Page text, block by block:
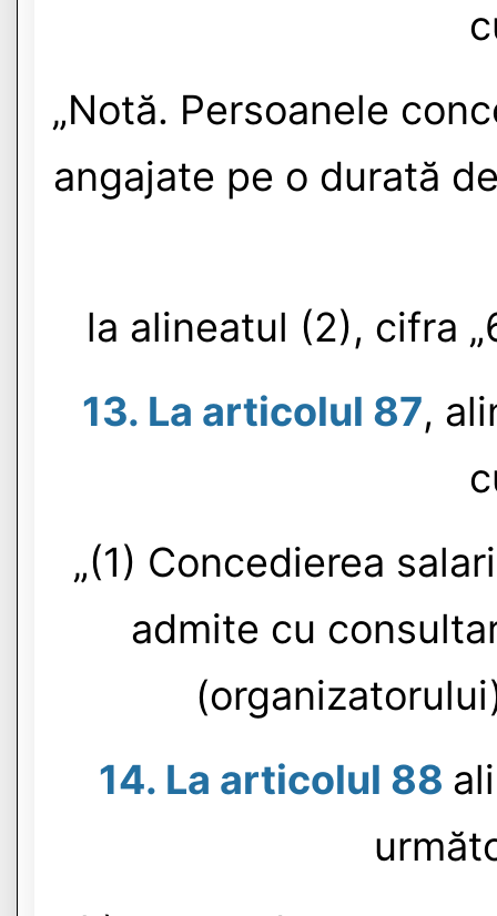
„Notă. Persoanele
angajate pe o durată
la alineatul (2), cifra
13. La articolul 87,
„(1) Concedierea
admite cu
14. La articolul 88